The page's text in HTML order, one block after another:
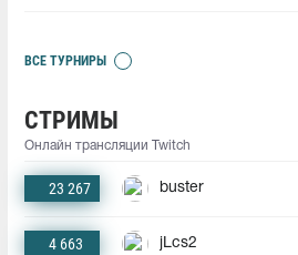
ВСЕ ТУРНИРЫ
СТРИМЫ
Онлайн трансляции Twitch
23 267 buster
4 663 jLcs2